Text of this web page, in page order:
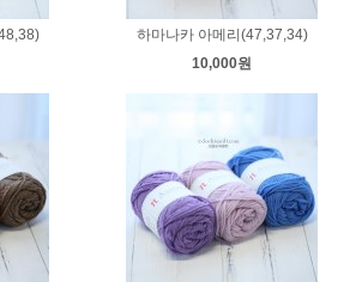
하마나카 아메리(47,37,34)
10,000원